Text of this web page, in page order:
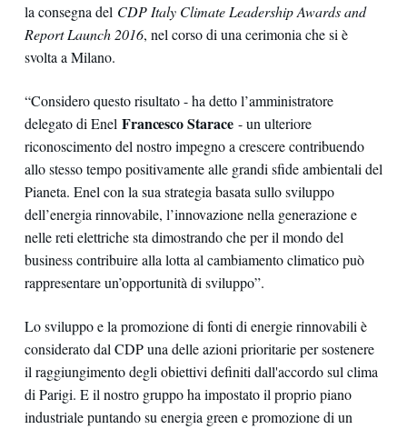
la consegna del CDP Italy Climate Leadership Awards and
Report Launch 2016, nel corso di una cerimonia che si è
svolta a Milano.
“Considero questo risultato - ha detto l’amministratore
delegato di Enel Francesco Starace- un ulteriore
riconoscimento del nostro impegno a crescere contribuendo
allo stesso tempo positivamente alle grandi sfide ambientali del
Pianeta. Enel con la sua strategia basata sullo sviluppo
dell’energia rinnovabile, l’innovazione nella generazione e
nelle reti elettriche sta dimostrando che per il mondo del
business contribuire alla lotta al cambiamento climatico può
rappresentare un’opportunità di sviluppo”.
Lo sviluppo e la promozione di fonti di energie rinnovabili è
considerato dal CDP una delle azioni prioritarie per sostenere
il raggiungimento degli obiettivi definiti dall'accordo sul clima
di Parigi. E il nostro gruppo ha impostato il proprio piano
industriale puntando su energia green e promozione di un